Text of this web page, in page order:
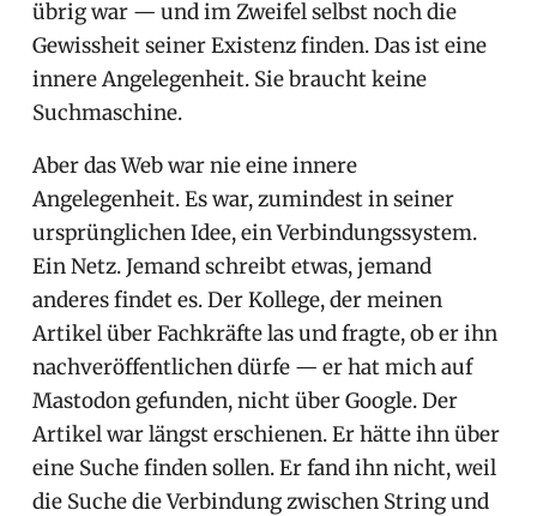
übrig war — und im Zweifel selbst noch die
Gewissheit seiner Existenz finden. Das ist eine
innere Angelegenheit. Sie braucht keine
Suchmaschine.
Aber das Web war nie eine innere
Angelegenheit. Es war, zumindest in seiner
ursprünglichen Idee, ein Verbindungssystem.
Ein Netz. Jemand schreibt etwas, jemand
anderes findet es. Der Kollege, der meinen
Artikel über Fachkräfte las und fragte, ob er ihn
nachveröffentlichen dürfe — er hat mich auf
Mastodon gefunden, nicht über Google. Der
Artikel war längst erschienen. Er hätte ihn über
eine Suche finden sollen. Er fand ihn nicht, weil
die Suche die Verbindung zwischen String und